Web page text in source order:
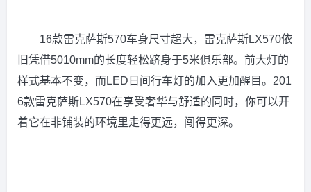
16款雷克萨斯570车身尺寸超大，雷克萨斯LX570依
旧凭借5010mm的长度轻松跻身于5米俱乐部。前大灯的
样式基本不变，而LED日间行车灯的加入更加醒目。201
6款雷克萨斯LX570在享受奢华与舒适的同时，你可以开
着它在非铺装的环境里走得更远，闯得更深。